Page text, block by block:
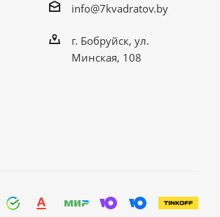
info@7kvadratov.by
г. Бобруйск, ул.
Минская, 108